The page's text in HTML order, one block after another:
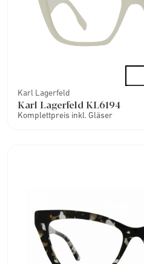
Karl Lagerfeld
Karl Lagerfeld KL6194
Komplettpreis inkl. Gläser